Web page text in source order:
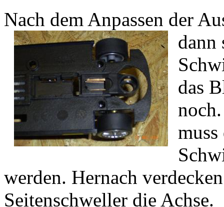
Nach dem Anpassen der
dann
das
werden. Hernach
Seitenschweller die Achse.